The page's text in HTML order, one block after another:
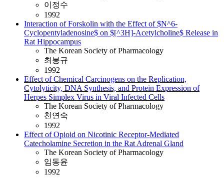
이정수
1992
Interaction of Forskolin with the Effect of $N^6-
Cyclopentyladenosine$ on $[^3H]-Acetylcholine$ Release in
Rat Hippocampus
The Korean Society of Pharmacology
최봉규
1992
Effect of Chemical Carcinogens on the Replication,
Cytolyticity, DNA Synthesis, and Protein Expression of
Herpes Simplex Virus in Viral Infected Cells
The Korean Society of Pharmacology
천연숙
1992
Effect of Opioid on Nicotinic Receptor-Mediated
Catecholamine Secretion in the Rat Adrenal Gland
The Korean Society of Pharmacology
임동윤
1992